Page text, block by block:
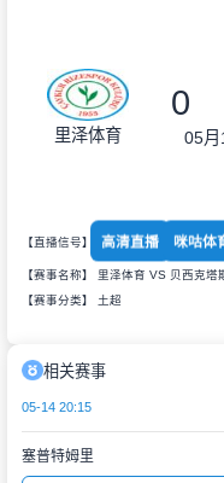
里泽体育
0
05
【直播信号】 高清直播 咪咕体
【赛事名称】 里泽体育 VS 贝西克塔
【赛事分类】 土超
相关赛事
05-14 20:15
塞普特姆里